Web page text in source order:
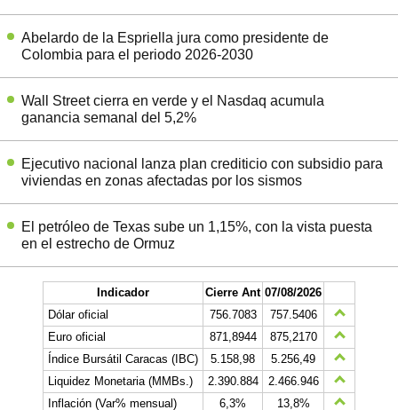
Abelardo de la Espriella jura como presidente de
Colombia para el periodo 2026-2030
Wall Street cierra en verde y el Nasdaq acumula
ganancia semanal del 5,2%
Ejecutivo nacional lanza plan crediticio con subsidio para
viviendas en zonas afectadas por los sismos
El petróleo de Texas sube un 1,15%, con la vista puesta
en el estrecho de Ormuz
Indicador Cierre Ant 07/08/2026
Dólar oficial
756.7083
757.5406
Euro oficial
871,8944
875,2170
Índice Bursátil Caracas (IBC)
5.158,98
5.256,49
Liquidez Monetaria (MMBs.)
2.390.884
2.466.946
Inflación (Var% mensual)
6,3%
13,8%